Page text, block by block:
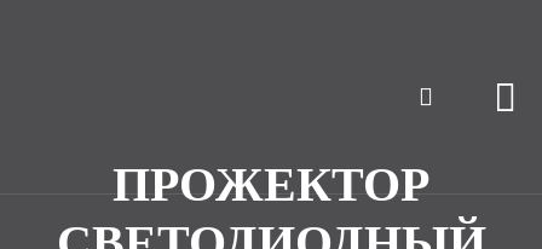
ПРОЖЕКТОР